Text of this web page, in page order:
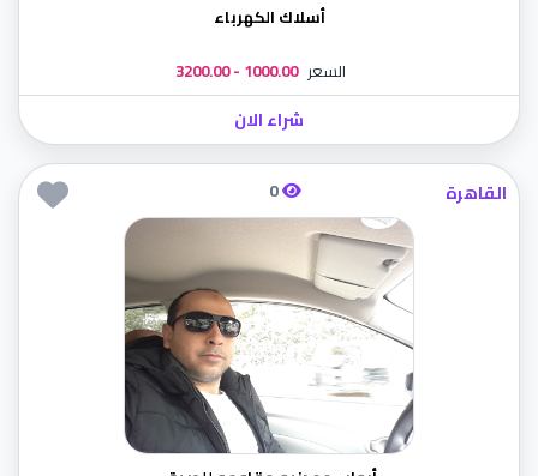
أسلاك الكهرباء
السعر 1000.00 - 3200.00
شراء الان
القاهرة